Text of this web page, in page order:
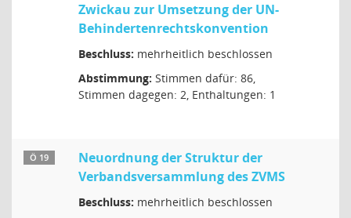
Zwickau zur Umsetzung der UN-
Behindertenrechtskonvention
Beschluss: mehrheitlich beschlossen
Abstimmung: Stimmen dafür: 86,
Stimmen dagegen: 2, Enthaltungen: 1
Ö 19
Neuordnung der Struktur der
Verbandsversammlung des ZVMS
Beschluss: mehrheitlich beschlossen